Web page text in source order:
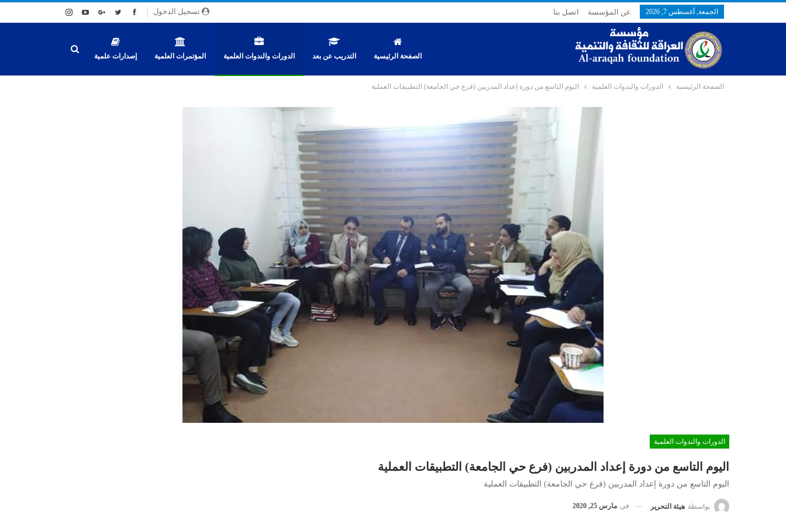
تسجيل الدخول الجمعة, أغسطس 7, 2026 عن المؤسسة اتصل بنا
الصفحة الرئيسية التدريب عن بعد الدورات والندوات العلمية المؤتمرات العلمية إصدارات علمية
الصفحة الرئيسية الدورات والندوات العلمية اليوم التاسع من دورة إعداد المدربين (فرع حي الجامعة) التطبيقات العملية
الدورات والندوات العلمية
اليوم التاسع من دورة إعداد المدربين (فرع حي الجامعة) التطبيقات العملية
اليوم التاسع من دورة إعداد المدربين (فرع حي الجامعة) التطبيقات العملية
بواسطة هيئة التحرير في مارس 25, 2020